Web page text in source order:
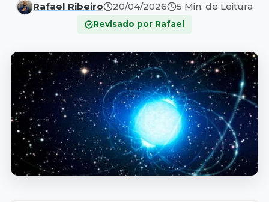
Rafael Ribeiro 20/04/2026 5 Min. de Leitura
Revisado por Rafael